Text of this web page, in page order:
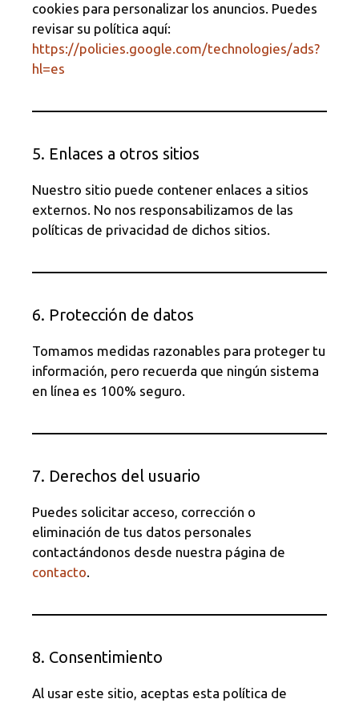
cookies para personalizar los anuncios. Puedes
revisar su política aquí:
https://policies.google.com/technologies/ads?
hl=es
5. Enlaces a otros sitios
Nuestro sitio puede contener enlaces a sitios
externos. No nos responsabilizamos de las
políticas de privacidad de dichos sitios.
6. Protección de datos
Tomamos medidas razonables para proteger tu
información, pero recuerda que ningún sistema
en línea es 100% seguro.
7. Derechos del usuario
Puedes solicitar acceso, corrección o
eliminación de tus datos personales
contactándonos desde nuestra página de
contacto.
8. Consentimiento
Al usar este sitio, aceptas esta política de